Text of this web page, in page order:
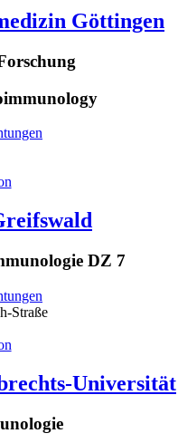
Göttingen
DZ 7
Straße
Universität